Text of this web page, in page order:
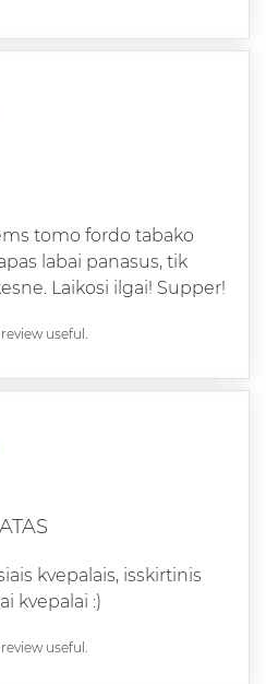
tomo fordo tabako
labai panasus, tik
Laikosi ilgai! Supper!
useful.
kvepalais, isskirtinis
kvepalai :)
useful.